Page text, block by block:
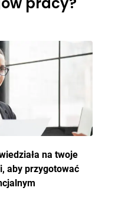
na twoje
aby przygotować